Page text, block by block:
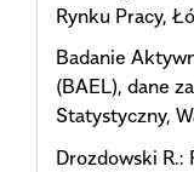
Rynku Pracy,
Badanie
(BAEL), dane
Statystyczny,
Drozdowski R.: